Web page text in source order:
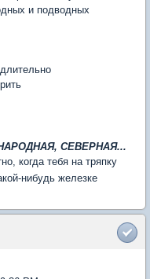
и подводных
СЕВЕРНАЯ...
когда тебя на тряпку
нибудь железке